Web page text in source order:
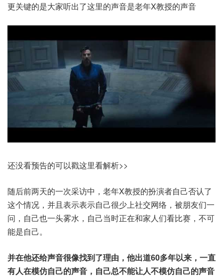
更关键的是大家听出了这里的声音是老年X教授的声音
还没看预告的可以戳这里看解析>>
随后前两天的一次采访中，老年X教授的扮演者自己否认了
这个情况，并且表示表示自己很少上社交网络，被朋友们一
问，自己也一头雾水，自己当时正在和家人们看比赛，不可
能是自己。
并在他还给声音很像找到了理由，他出道60多年以来，一直
有人在模仿自己的声音，自己总不能让人不模仿自己的声音